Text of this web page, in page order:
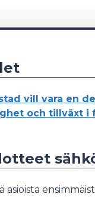
vill vara en
och tillväxt i
asioista